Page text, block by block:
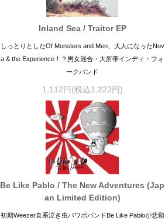
Inland Sea / Traitor EP
しっとりとしたOf Monsters and Men、大人になったNov
a & the Experience！？男女混合・大所帯インディ・フォ
ークバンド
1,112円(税込1,223円)
Be Like Pablo / The New Adventures (Jap
an Limited Edition)
初期Weezer直系泣き虫パワポバンドBe Like Pabloが悲願